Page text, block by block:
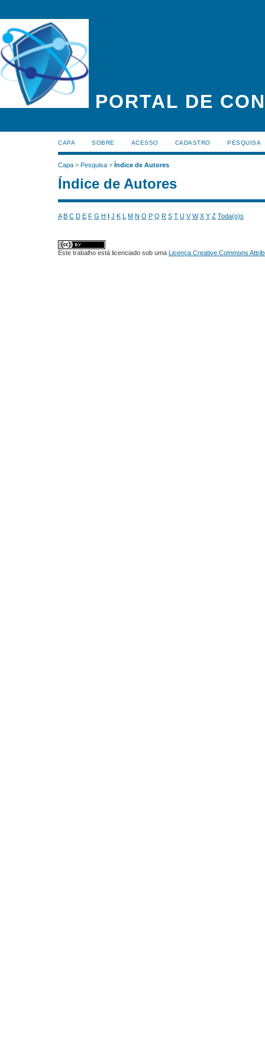
PORTAL DE
CAPA SOBRE ACESSO CADASTRO PESQUISA
Capa > Pesquisa > Índice de Autores
Índice de Autores
A B C D E F G H I J K L M N O P Q R S T U V W X Y Z Toda(o)s
Este trabalho está licenciado sob uma Licença Creative Commons